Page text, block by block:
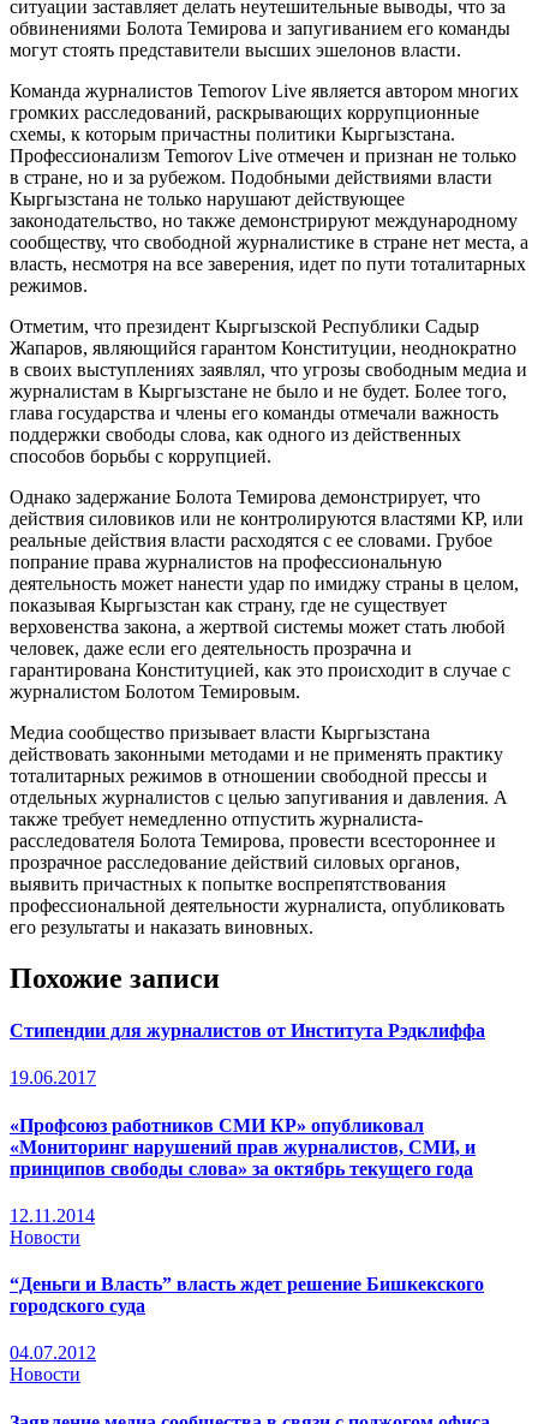
ситуации заставляет делать неутешительные выводы, что за
обвинениями Болота Темирова и запугиванием его команды
могут стоять представители высших эшелонов власти.
Команда журналистов Temorov Live является автором многих
громких расследований, раскрывающих коррупционные
схемы, к которым причастны политики Кыргызстана.
Профессионализм Temorov Live отмечен и признан не только
в стране, но и за рубежом. Подобными действиями власти
Кыргызстана не только нарушают действующее
законодательство, но также демонстрируют международному
сообществу, что свободной журналистике в стране нет места, а
власть, несмотря на все заверения, идет по пути тоталитарных
режимов.
Отметим, что президент Кыргызской Республики Садыр
Жапаров, являющийся гарантом Конституции, неоднократно
в своих выступлениях заявлял, что угрозы свободным медиа и
журналистам в Кыргызстане не было и не будет. Более того,
глава государства и члены его команды отмечали важность
поддержки свободы слова, как одного из действенных
способов борьбы с коррупцией.
Однако задержание Болота Темирова демонстрирует, что
действия силовиков или не контролируются властями КР, или
реальные действия власти расходятся с ее словами. Грубое
попрание права журналистов на профессиональную
деятельность может нанести удар по имиджу страны в целом,
показывая Кыргызстан как страну, где не существует
верховенства закона, а жертвой системы может стать любой
человек, даже если его деятельность прозрачна и
гарантирована Конституцией, как это происходит в случае с
журналистом Болотом Темировым.
Медиа сообщество призывает власти Кыргызстана
действовать законными методами и не применять практику
тоталитарных режимов в отношении свободной прессы и
отдельных журналистов с целью запугивания и давления. А
также требует немедленно отпустить журналиста-
расследователя Болота Темирова, провести всестороннее и
прозрачное расследование действий силовых органов,
выявить причастных к попытке воспрепятствования
профессиональной деятельности журналиста, опубликовать
его результаты и наказать виновных.
Похожие записи
Cтипендии для журналистов от Института Рэдклиффа
19.06.2017
«Профсоюз работников СМИ КР» опубликовал
«Мониторинг нарушений прав журналистов, СМИ, и
принципов свободы слова» за октябрь текущего года
12.11.2014
Новости
“Деньги и Власть” власть ждет решение Бишкекского
городского суда
04.07.2012
Новости